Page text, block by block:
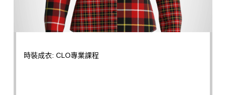
時裝成衣: CLO專業課程